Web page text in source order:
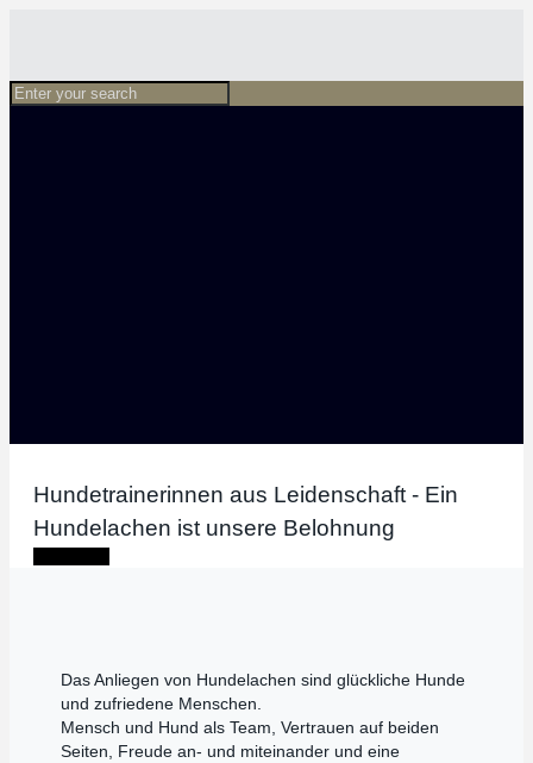
Hundetrainerinnen aus Leidenschaft - Ein
Hundelachen ist unsere Belohnung
Das Anliegen von Hundelachen sind glückliche Hunde
und zufriedene Menschen.
Mensch und Hund als Team, Vertrauen auf beiden
Seiten, Freude an- und miteinander und eine